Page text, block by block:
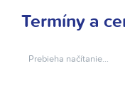
Termíny a
Prebieha načítanie…